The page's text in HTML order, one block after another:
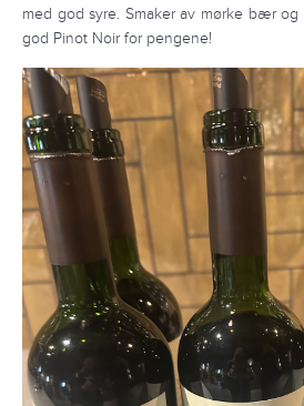
med god syre. Smaker av mørke bær
god Pinot Noir for pengene!